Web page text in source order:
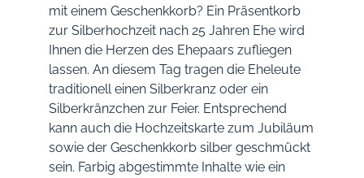
mit einem Geschenkkorb? Ein Präsentkorb
zur Silberhochzeit nach 25 Jahren Ehe wird
Ihnen die Herzen des Ehepaars zufliegen
lassen. An diesem Tag tragen die Eheleute
traditionell einen Silberkranz oder ein
Silberkränzchen zur Feier. Entsprechend
kann auch die Hochzeitskarte zum Jubiläum
sowie der Geschenkkorb silber geschmückt
sein. Farbig abgestimmte Inhalte wie ein